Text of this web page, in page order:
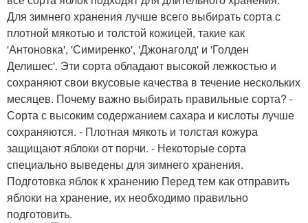
Для зимнего хранения лучше всего выбирать сорта с
плотной мякотью и толстой кожицей, такие как
'Антоновка', 'Симиренко', 'Джонаголд' и 'Голден
Делишес'. Эти сорта обладают высокой лежкостью и
сохраняют свои вкусовые качества в течение нескольких
месяцев. Почему важно выбирать правильные сорта? -
Сорта с высоким содержанием сахара и кислоты лучше
сохраняются. - Плотная мякоть и толстая кожура
защищают яблоки от порчи. - Некоторые сорта
специально выведены для зимнего хранения.
Подготовка яблок к хранению Перед тем как отправить
яблоки на хранение, их необходимо правильно
подготовить.